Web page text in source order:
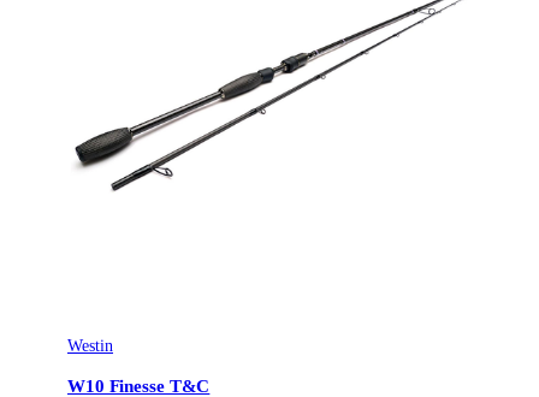
Westin
W10 Finesse T&C